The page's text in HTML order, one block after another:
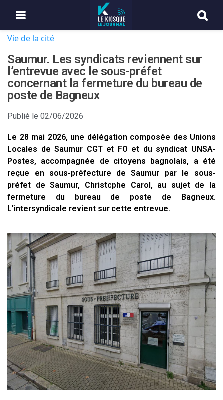
Vie de la cité
Saumur. Les syndicats reviennent sur
l’entrevue avec le sous-préfet
concernant la fermeture du bureau de
poste de Bagneux
Publié le 02/06/2026
Le 28 mai 2026, une délégation composée des Unions
Locales de Saumur CGT et FO et du syndicat UNSA-
Postes, accompagnée de citoyens bagnolais, a été
reçue en sous-préfecture de Saumur par le sous-
préfet de Saumur, Christophe Carol, au sujet de la
fermeture du bureau de poste de Bagneux.
L'intersyndicale revient sur cette entrevue.